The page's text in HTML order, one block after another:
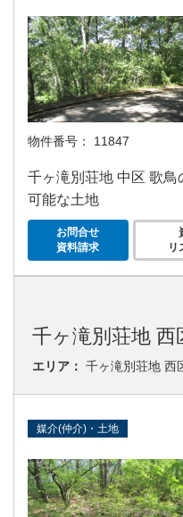
物件番号： 11847
千ヶ滝別荘地 中区 歌
可能な土地
お問合せ
資料請求
リ
千ヶ滝別荘地 西
エリア： 千ヶ滝別荘地 西
媒介(仲介)・土地